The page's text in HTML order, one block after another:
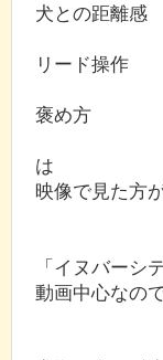
犬との距離感
リード操作
褒め方
は
映像で見た方
「イヌバーシ
動画中心なので